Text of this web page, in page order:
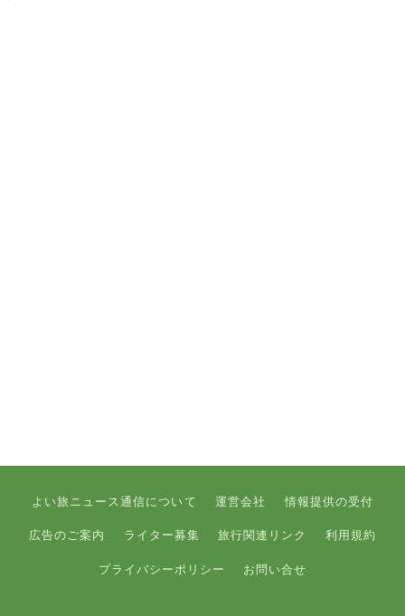
よい旅ニュース通信について 運営会社 情報提供の受付
広告のご案内 ライター募集 旅行関連リンク 利用規約
プライバシーポリシー お問い合せ